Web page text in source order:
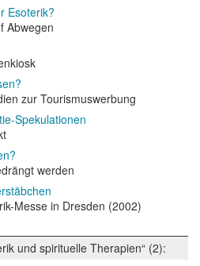
Esoterik?
Abwegen
zur Tourismuswerbung
Spekulationen
werden
Messe in Dresden (2002)
und spirituelle Therapien“ (2):